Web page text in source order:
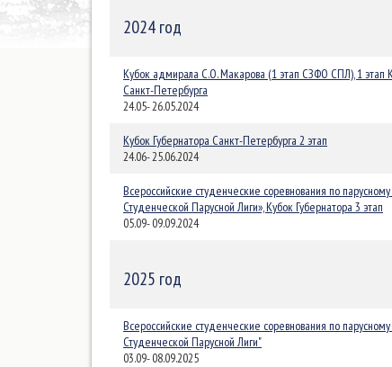
2024 год
Кубок адмирала С.О. Макарова (1 этап СЗФО СПЛ), 1 этап
Санкт-Петербурга
24.05- 26.05.2024
Кубок Губернатора Санкт-Петербурга 2 этап
24.06- 25.06.2024
Всероссийские студенческие соревнования по парусному
Студенческой Парусной Лиги», Кубок Губернатора 3 этап
05.09- 09.09.2024
2025 год
Всероссийские студенческие соревнования по
Студенческой Парусной Лиги"
03.09- 08.09.2025